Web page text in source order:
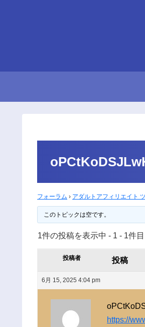
フォーラム › アダルトアフィリエイト
このトピックは空です。
1件の投稿を表示中 - 1 - 1件
投稿者 投稿
6月 15, 2025 4:04 pm
https://